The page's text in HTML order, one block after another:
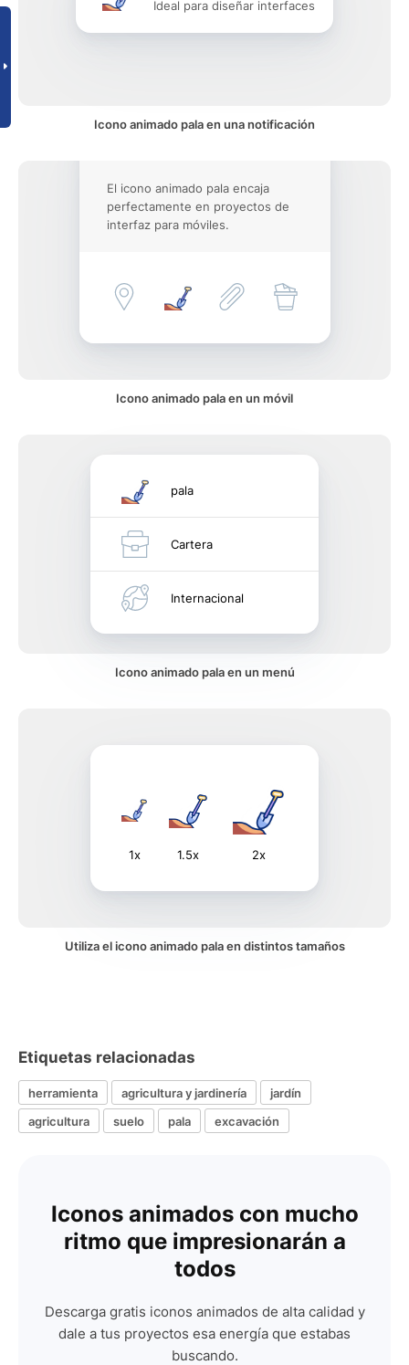
Ideal para diseñar interfaces
Icono animado pala en una notificación
El icono animado pala encaja
perfectamente en proyectos de
interfaz para móviles.
Icono animado pala en un móvil
pala
Cartera
Internacional
Icono animado pala en un menú
1x 1.5x 2x
Utiliza el icono animado pala en distintos tamaños
Etiquetas relacionadas
herramienta agricultura y jardinería
jardín
agricultura
suelo pala excavación
Iconos animados con mucho
ritmo que impresionarán a
todos
Descarga gratis iconos animados de alta calidad y
dale a tus proyectos esa energía que estabas
buscando.